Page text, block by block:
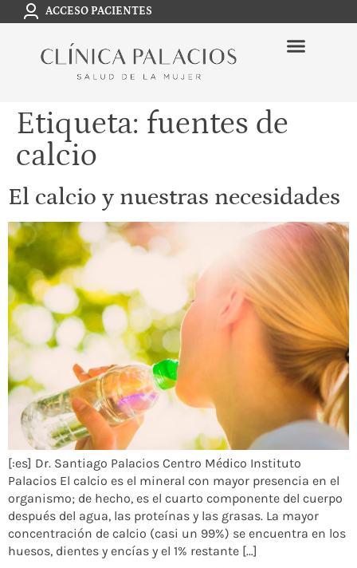
ACCESO PACIENTES
Etiqueta: fuentes de
calcio
El calcio y nuestras necesidades
[:es] Dr. Santiago Palacios Centro Médico Instituto
Palacios El calcio es el mineral con mayor presencia en el
organismo; de hecho, es el cuarto componente del cuerpo
después del agua, las proteínas y las grasas. La mayor
concentración de calcio (casi un 99%) se encuentra en los
huesos, dientes y encías y el 1% restante […]